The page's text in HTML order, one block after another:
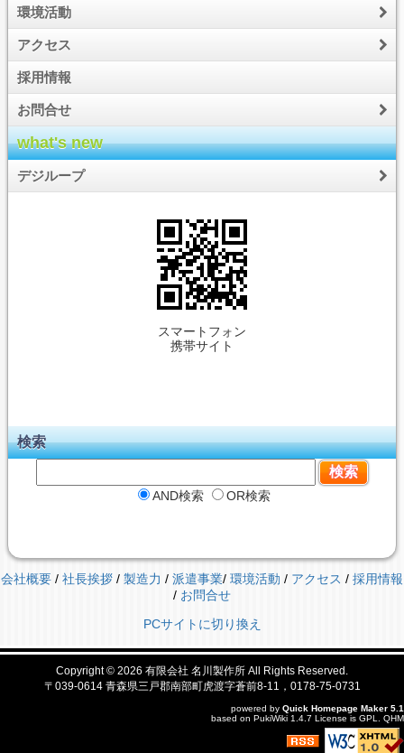
環境活動
アクセス
採用情報
お問合せ
what's new
デジループ
スマートフォン
携帯サイト
検索
AND検索 OR検索
会社概要 / 社長挨拶 / 製造力 / 派遣事業/ 環境活動 / アクセス / 採用情報
/ お問合せ
PCサイトに切り換え
Copyright © 2026 有限会社 名川製作所 All Rights Reserved.
〒039-0614 青森県三戸郡南部町虎渡字蒼前8-11，0178-75-0731
powered by Quick Homepage Maker 5.1
based on PukiWiki 1.4.7 License is GPL QHM